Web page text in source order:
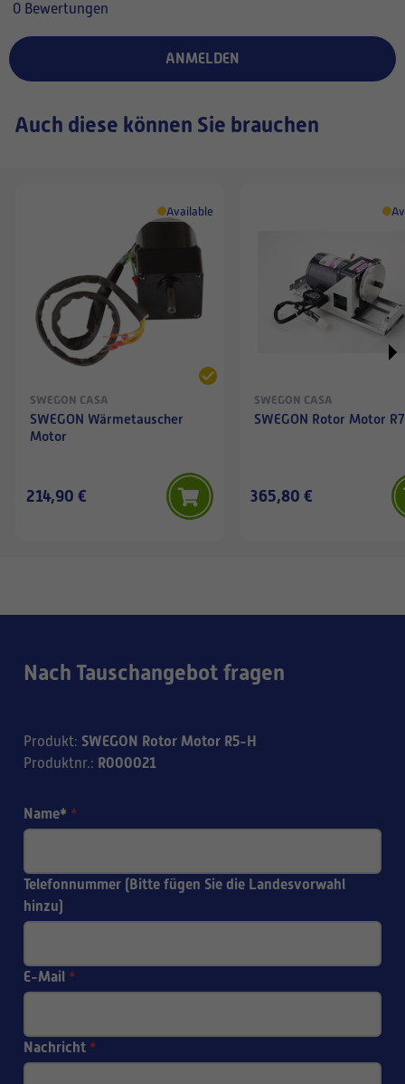
0 Bewertungen
ANMELDEN
Auch diese können Sie brauchen
Available
SWEGON CASA
SWEGON Wärmetauscher
Motor
214,90 €
SWEGON CASA
SWEGON Rotor Motor
365,80 €
Nach Tauschangebot fragen
Produkt: SWEGON Rotor Motor R5-H
Produktnr.: R000021
Name* *
Telefonnummer (Bitte fügen Sie die Landesvorwahl
hinzu)
E-Mail *
Nachricht *